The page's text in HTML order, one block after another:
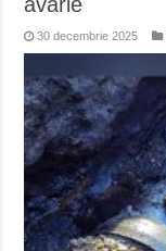
30 decembrie 2025